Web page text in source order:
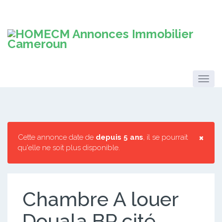
×
Cette annonce date de depuis 5 ans, il se pourrait
qu'elle ne soit plus disponible.
Chambre A louer